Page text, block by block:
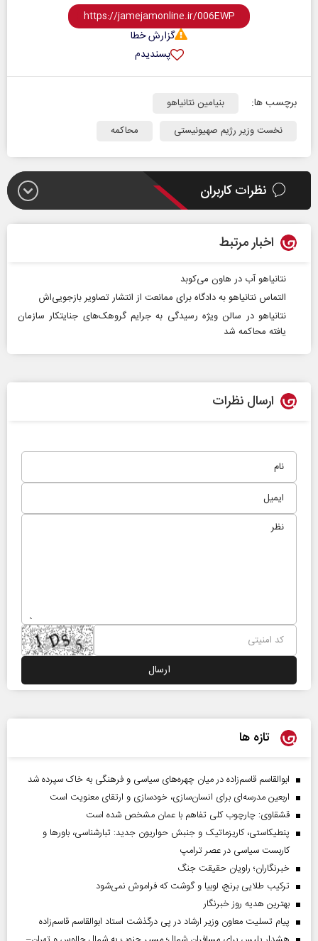
گزارش خطا
پسندیدم
برچسب ها:
بنیامین نتانیاهو
نخست وزیر رژیم صهیونیستی
محاکمه
نظرات کاربران
اخبار مرتبط
نتانیاهو آب در هاون می‌کوبد
التماس نتانیاهو به دادگاه برای ممانعت از انتشار تصاویر بازجویی‌اش
نتانیاهو در سالن ویژه رسیدگی به جرایم گروهک‌های جنایتکار سازمان
یافته محاکمه شد
ارسال نظرات
تازه ها
ابوالقاسم قاسم‌زاده در میان چهره‌های سیاسی و فرهنگی به خاک سپرده شد
اربعین مدرسه‌ای برای انسان‌سازی، خودسازی و ارتقای معنویت است
قشقاوی: چارچوب کلی تفاهم با عمان مشخص شده است
پنطیکاستی، کاریزماتیک و جنبش حواریون جدید: تبارشناسی، باور‌ها و
کاربست سیاسی در عصر ترامپ
خبرنگاران؛ راویان حقیقت جنگ
ترکیب طلایی برنج، لوبیا و گوشت که فراموش نمی‌شود
بهترین هدیه روز خبرنگار
پیام تسلیت معاون وزیر ارشاد در پی درگذشت استاد ابوالقاسم قاسم‌زاده